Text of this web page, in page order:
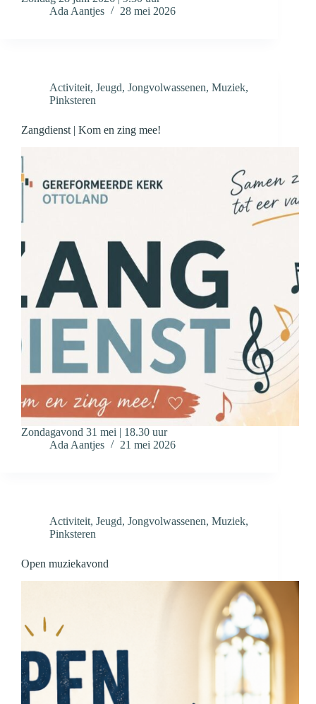
Ada Aantjes
28 mei 2026
Activiteit, Jeugd, Jongvolwassenen, Muziek,
Pinksteren
Zangdienst | Kom en zing mee!
Zondagavond 31 mei | 18.30 uur
Ada Aantjes
21 mei 2026
Activiteit, Jeugd, Jongvolwassenen, Muziek,
Pinksteren
Open muziekavond